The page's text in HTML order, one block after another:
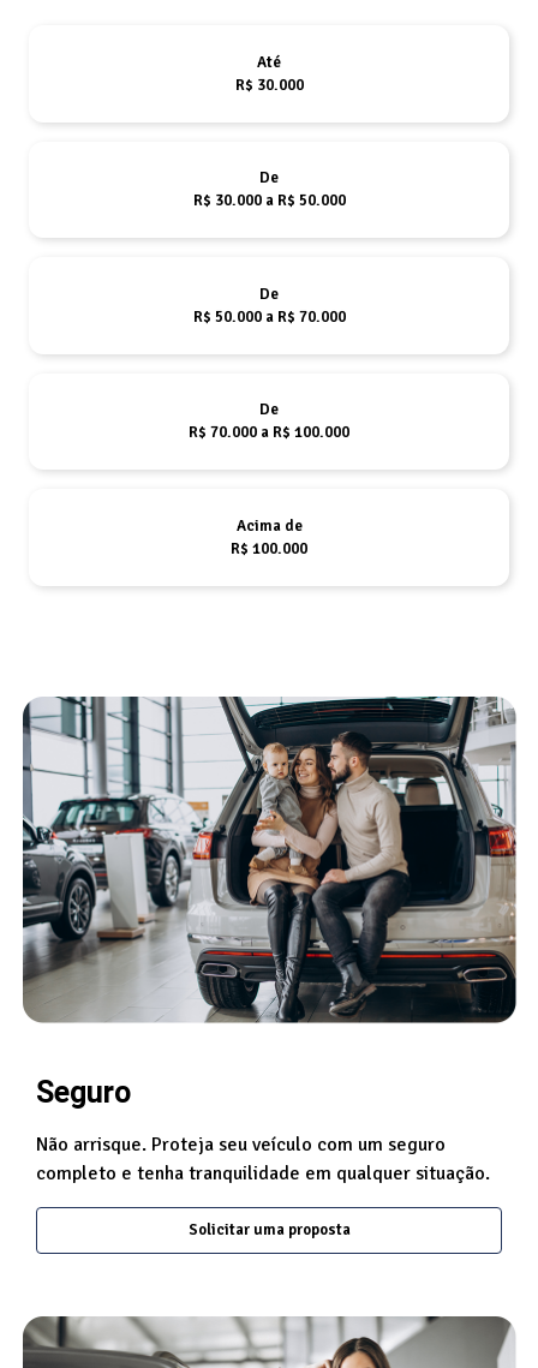
Até
R$ 30.000
De
R$ 30.000 a R$ 50.000
De
R$ 50.000 a R$ 70.000
De
R$ 70.000 a R$ 100.000
Acima de
R$ 100.000
Seguro
Não arrisque. Proteja seu veículo com um seguro
completo e tenha tranquilidade em qualquer situação.
Solicitar uma proposta